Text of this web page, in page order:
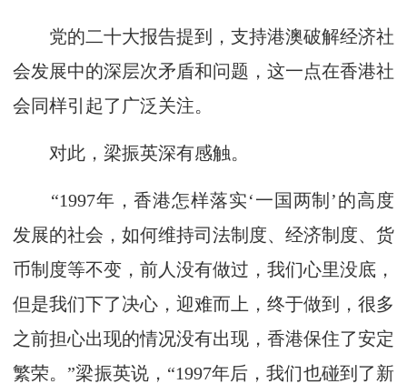
党的二十大报告提到，支持港澳破解经济社
会发展中的深层次矛盾和问题，这一点在香港社
会同样引起了广泛关注。
对此，梁振英深有感触。
“1997年，香港怎样落实‘一国两制’的高度
发展的社会，如何维持司法制度、经济制度、货
币制度等不变，前人没有做过，我们心里没底，
但是我们下了决心，迎难而上，终于做到，很多
之前担心出现的情况没有出现，香港保住了安定
繁荣。”梁振英说，“1997年后，我们也碰到了新